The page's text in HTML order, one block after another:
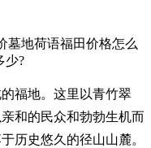
福地。这里以青竹翠
和的民众和勃勃生机而
历史悠久的径山山麓。